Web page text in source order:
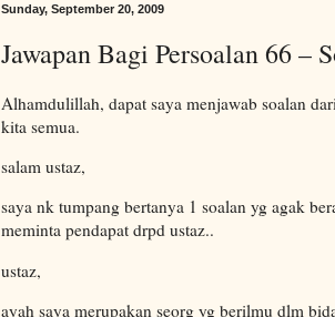
Sunday, September 20, 2009
Jawapan Bagi Persoalan 66 –
Alhamdulillah, dapat saya menjawab soalan
kita semua.
salam ustaz,
saya nk tumpang bertanya 1 soalan yg agak
meminta pendapat drpd ustaz..
ustaz,
ayah saya merupakan seorg yg berilmu dlm